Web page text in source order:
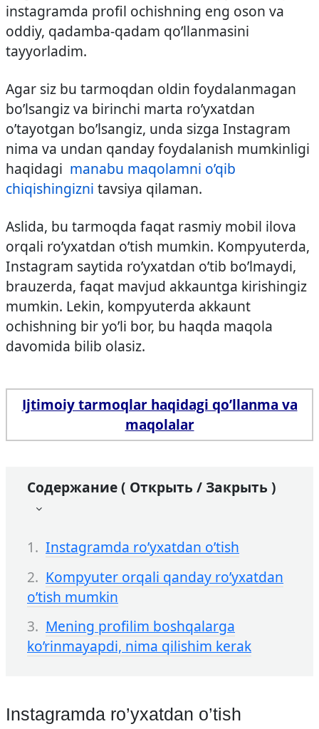
instagramda profil ochishning eng oson va
oddiy, qadamba-qadam qo’llanmasini
tayyorladim.
Agar siz bu tarmoqdan oldin foydalanmagan
bo’lsangiz va birinchi marta ro’yxatdan
o’tayotgan bo’lsangiz, unda sizga Instagram
nima va undan qanday foydalanish mumkinligi
haqidagi manabu maqolamni o’qib
chiqishingizni tavsiya qilaman.
Aslida, bu tarmoqda faqat rasmiy mobil ilova
orqali ro’yxatdan o’tish mumkin. Kompyuterda,
Instagram saytida ro’yxatdan o’tib bo’lmaydi,
brauzerda, faqat mavjud akkauntga kirishingiz
mumkin. Lekin, kompyuterda akkaunt
ochishning bir yo’li bor, bu haqda maqola
davomida bilib olasiz.
Ijtimoiy tarmoqlar haqidagi qo’llanma va
maqolalar
Содержание ( Открыть / Закрыть )
Instagramda ro’yxatdan o’tish
Kompyuter orqali qanday ro’yxatdan
o’tish mumkin
Mening profilim boshqalarga
ko’rinmayapdi, nima qilishim kerak
Instagramda ro’yxatdan o’tish